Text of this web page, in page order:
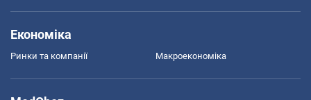
Економіка
Ринки та компанії Макроекономіка